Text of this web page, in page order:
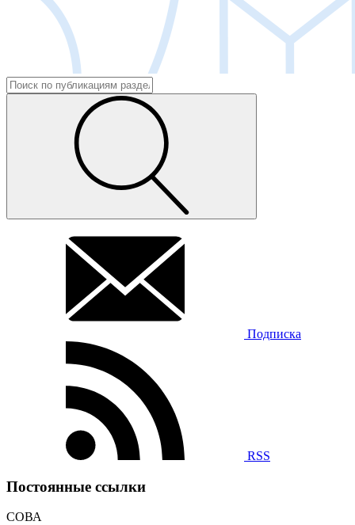
Подписка
RSS
Постоянные ссылки
СОВА